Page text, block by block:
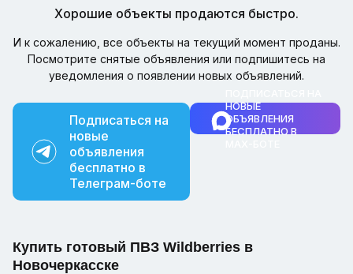
Хорошие объекты продаются быстро.
И к сожалению, все объекты на текущий момент проданы.
Посмотрите снятые объявления или подпишитесь на
уведомления о появлении новых объявлений.
Подписаться на
новые
объявления
бесплатно в
Телеграм-боте
НОВЫЕ
ОБЪЯВЛЕНИЯ
БЕСПЛАТНО В
Купить готовый ПВЗ Wildberries в
Новочеркасске